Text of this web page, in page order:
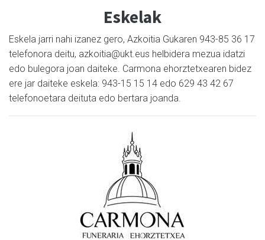
Eskelak
Eskela jarri nahi izanez gero, Azkoitia Gukaren 943-85 36 17
telefonora deitu, azkoitia@ukt.eus helbidera mezua idatzi
edo bulegora joan daiteke. Carmona ehorztetxearen bidez
ere jar daiteke eskela: 943-15 15 14 edo 629 43 42 67
telefonoetara deituta edo bertara joanda.